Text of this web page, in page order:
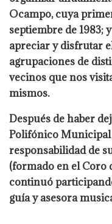
Ocampo, cuya
septiembre de 1983;
apreciar y disfrutar
agrupaciones de
vecinos que nos
mismos.
Después de haber
Polifónico Municipal
responsabilidad de
(formado en el Coro
continuó
guía y asesora